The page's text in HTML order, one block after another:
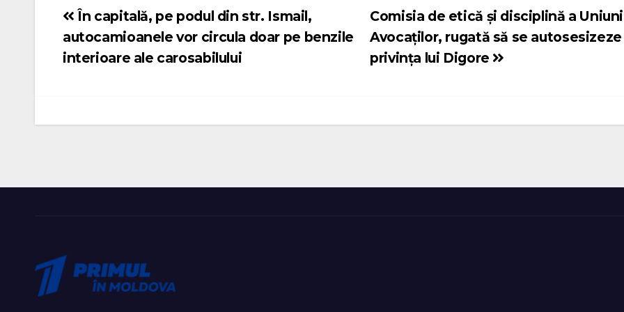
Navigare
în
Comisia de etică și disciplină a
Avocaților, rugată să se
privința lui Digore
În capitală, pe podul din str. Ismail,
autocamioanele vor circula doar pe benzile
interioare ale carosabilului